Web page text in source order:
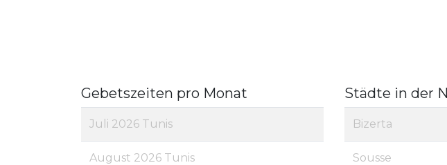
Gebetszeiten pro Monat
Juli 2026 Tunis
August 2026 Tunis
Städte in der
Bizerta
Sousse